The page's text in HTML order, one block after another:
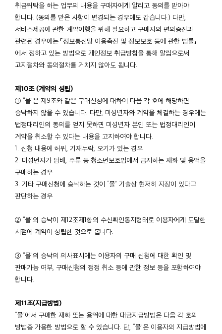
취급위탁을 하는 업무의 내용을 구매자에게 알리고 동의를 받아야
합니다. (동의를 받은 사항이 변경되는 경우에도 같습니다.) 다만,
서비스제공에 관한 계약이행을 위해 필요하고 구매자의 편의증진과
관련된 경우에는 「정보통신망 이용촉진 및 정보보호 등에 관한 법률」
에서 정하고 있는 방법으로 개인정보 취급방침을 통해 알림으로써
고지절차와 동의절차를 거치지 않아도 됩니다.
제10조 (계약의 성립)
① “몰”은 제9조와 같은 구매신청에 대하여 다음 각 호에 해당하면
승낙하지 않을 수 있습니다. 다만, 미성년자와 계약을 체결하는 경우에는
법정대리인의 동의를 얻지 못하면 미성년자 본인 또는 법정대리인이
계약을 취소할 수 있다는 내용을 고지하여야 합니다.
1. 신청 내용에 허위, 기재누락, 오기가 있는 경우
2. 미성년자가 담배, 주류 등 청소년보호법에서 금지하는 재화 및 용역을
구매하는 경우
3. 기타 구매신청에 승낙하는 것이 “몰” 기술상 현저히 지장이 있다고
판단하는 경우
② “몰”의 승낙이 제12조제1항의 수신확인통지형태로 이용자에게 도달한
시점에 계약이 성립한 것으로 봅니다.
③ “몰”의 승낙의 의사표시에는 이용자의 구매 신청에 대한 확인 및
판매가능 여부, 구매신청의 정정 취소 등에 관한 정보 등을 포함하여야
합니다.
제11조(지급방법)
“몰”에서 구매한 재화 또는 용역에 대한 대금지급방법은 다음 각 호의
방법중 가용한 방법으로 할 수 있습니다. 단, “몰”은 이용자의 지급방법에